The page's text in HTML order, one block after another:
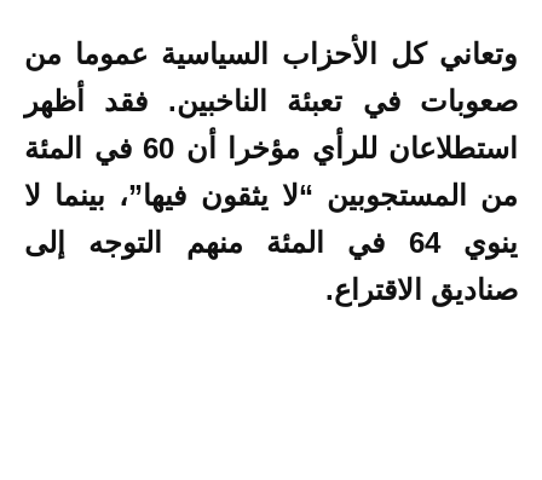
وتعاني كل الأحزاب السياسية عموما من
صعوبات في تعبئة الناخبين. فقد أظهر
استطلاعان للرأي مؤخرا أن 60 في المئة
من المستجوبين “لا يثقون فيها”، بينما لا
ينوي 64 في المئة منهم التوجه إلى
صناديق الاقتراع.